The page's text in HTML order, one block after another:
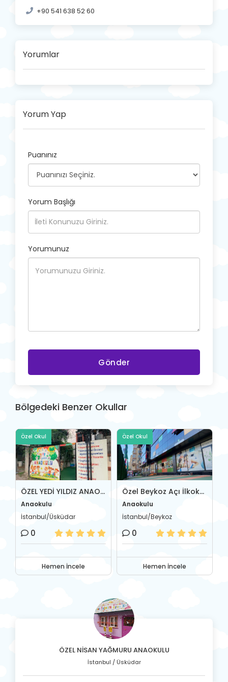
+90 541 638 52 60
Yorumlar
Yorum Yap
Puanınız
Yorum Başlığı
Yorumunuz
Gönder
Bölgedeki Benzer Okullar
Özel Okul
ÖZEL YEDİ YILDIZ ANAOKULU
Anaokulu
İstanbul/Üsküdar
0
Hemen İncele
Özel Okul
Özel Beykoz Açı İlkokul-Ortaokulu
Anaokulu
İstanbul/Beykoz
0
Hemen İncele
ÖZEL NİSAN YAĞMURU ANAOKULU
İstanbul / Üsküdar